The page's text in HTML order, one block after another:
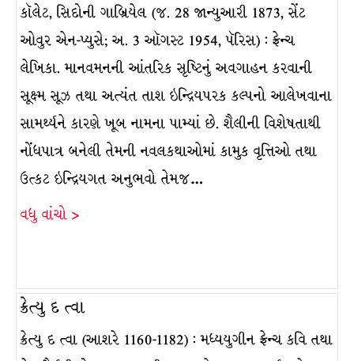
કૉલેટ, સિદોની ગાબ્રિયેલ (જ. 28 જાન્યુઆરી 1873, સેંટ
ઓવુર એન-પ્યુસે; અ. 3 ઑગસ્ટ 1954, પૅરિસ) : ફ્રેન્ચ
લેખિકા. માનવમનની આંતરિક સૃષ્ટિનું અવગાહન કરવાની
સૂક્ષ્મ સૂઝ તથા અત્યંત તાશ ઇન્દ્રિયપરક કલ્પનો આલેખવાના
સામર્થ્યને કારણે ખૂબ નામના પામ્યાં છે. શૈલીની વિશેષતાથી
નોંધપાત્ર બનેલી તેમની નવલકથાઓમાં કામુક વૃત્તિઓ તથા
ઉત્કટ ઇન્દ્રિયગત અનુભવો તેમજ…
વધુ વાંચો >
ક્રેત્યુ દ ત્વા
ક્રેત્યુ દ ત્વા (આશરે 1160-1182) : મધ્યયુગીન ફ્રેન્ચ કવિ તથા